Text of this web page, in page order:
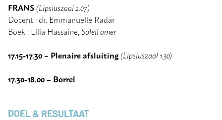
FRANS(Lipsiuszaal 2.07)
Docent : dr. Emmanuelle Radar
Boek : Lilia Hassaine, Soleil amer
17.15-17.30 – Plenaire afsluiting(Lipsiuszaal 1.30)
17.30-18.00 – Borrel
DOEL & RESULTAAT